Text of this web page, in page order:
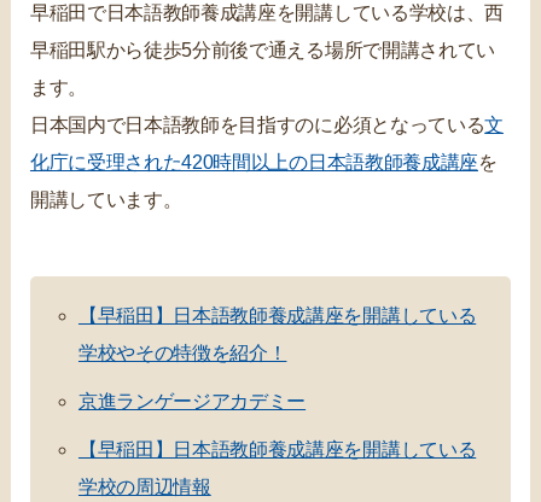
早稲田で日本語教師養成講座を開講している学校は、西
早稲田駅から徒歩5分前後で通える場所で開講されてい
ます。
日本国内で日本語教師を目指すのに必須となっている文
化庁に受理された420時間以上の日本語教師養成講座を
開講しています。
【早稲田】日本語教師養成講座を開講している
学校やその特徴を紹介！
京進ランゲージアカデミー
【早稲田】日本語教師養成講座を開講している
学校の周辺情報